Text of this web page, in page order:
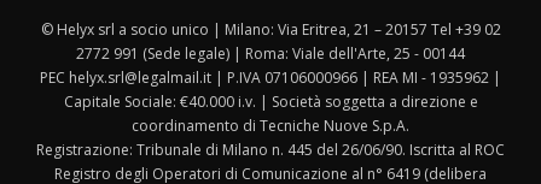
© Helyx srl a socio unico | Milano: Via Eritrea, 21 – 20157 Tel +39 02
2772 991 (Sede legale) | Roma: Viale dell'Arte, 25 - 00144
PEC helyx.srl@legalmail.it | P.IVA 07106000966 | REA MI - 1935962 |
Capitale Sociale: €40.000 i.v. | Società soggetta a direzione e
coordinamento di Tecniche Nuove S.p.A.
Registrazione: Tribunale di Milano n. 445 del 26/06/90. Iscritta al ROC
Registro degli Operatori di Comunicazione al n° 6419 (delibera